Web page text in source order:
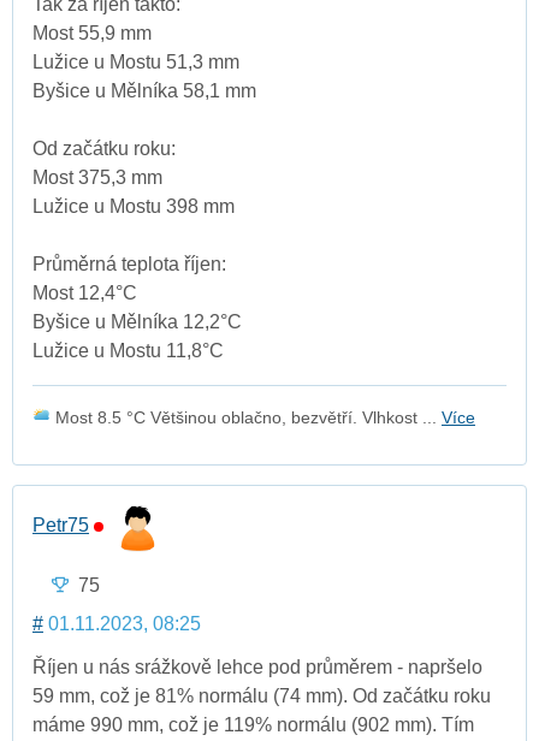
Most 55,9 mm
Lužice u Mostu 51,3 mm
Byšice u Mělníka 58,1 mm
Od začátku roku:
Most 375,3 mm
Lužice u Mostu 398 mm
Průměrná teplota říjen:
Most 12,4°C
Byšice u Mělníka 12,2°C
Lužice u Mostu 11,8°C
Most 8.5 °C Většinou oblačno, bezvětří. Vlhkost ... Více
Petr75
75
# 01.11.2023, 08:25
Říjen u nás srážkově lehce pod průměrem - napršelo
59 mm, což je 81% normálu (74 mm). Od začátku roku
máme 990 mm, což je 119% normálu (902 mm). Tím